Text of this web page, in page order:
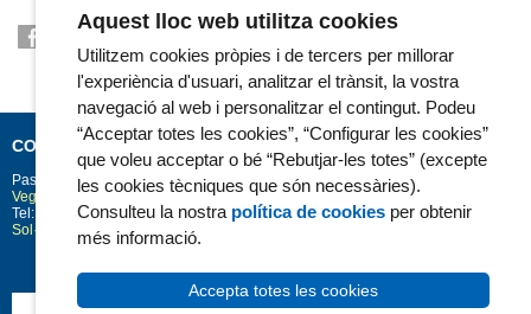
CONTACTE
Passeig Marítim 25-29 Barcelona 08003
Vegeu la situació a Google Maps
Tel: 93 248 30 00 · Fax: 93 248 32 54
Sol·licitud d'informació
Aquest lloc web utilitza cookies
Utilitzem cookies pròpies i de tercers per millorar
l'experiència d'usuari, analitzar el trànsit, la vostra
navegació al web i personalitzar el contingut. Podeu
“Acceptar totes les cookies”, “Configurar les cookies”
que voleu acceptar o bé “Rebutjar-les totes” (excepte
les cookies tècniques que són necessàries).
Consulteu la nostra política de cookies per obtenir
més informació.
Accepta totes les cookies